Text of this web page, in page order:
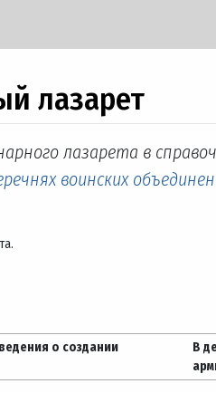
лазарет
лазарета в
воинских
о создании
В